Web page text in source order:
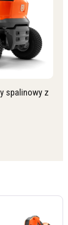
spalinowy z